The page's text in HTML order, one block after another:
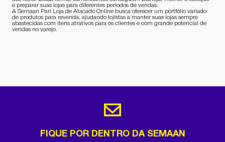
e preparar suas lojas para diferentes períodos de vendas.
A Semaan Pari Loja de Atacado Online busca oferecer um portfólio variado
de produtos para revenda, ajudando lojistas a manter suas lojas sempre
abastecidas com itens atrativos para os clientes e com grande potencial de
vendas no varejo.
FIQUE POR DENTRO DA SEMAAN